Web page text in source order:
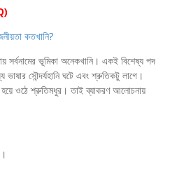
কতখানি?
সর্বনামের ভূমিকা অনেকখানি। একই বিশেষ্য পদ
সৌন্দর্যহানি ঘটে এবং শ্রুতিকটু লাগে।
হয়ে ওঠে শ্রুতিমধুর। তাই ব্যাকরণ আলোচনায়